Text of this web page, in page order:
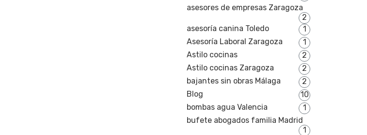
asesores de empresas Zaragoza
2
asesoría canina Toledo
1
Asesoría Laboral Zaragoza
1
Astilo cocinas
2
Astilo cocinas Zaragoza
2
bajantes sin obras Málaga
2
Blog
10
bombas agua Valencia
1
bufete abogados familia Madrid
1